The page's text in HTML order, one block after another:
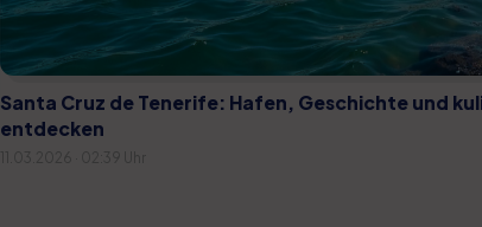
Santa Cruz de Tenerife: Hafen, Geschichte und
entdecken